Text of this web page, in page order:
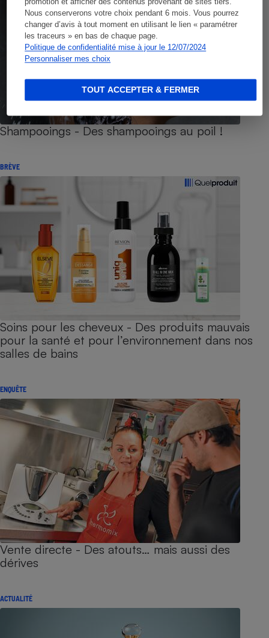
Nous conserverons votre choix pendant 6 mois. Vous pourrez
changer d’avis à tout moment en utilisant le lien « paramétrer
les traceurs » en bas de chaque page.
Politique de confidentialité mise à jour le 12/07/2024
Personnaliser mes choix
TOUT ACCEPTER & FERMER
Shampooings - Des shampooings au poil !
BRÈVE
Soins pour les cheveux - Des produits mauvais
pour la santé et pour l’environnement dans nos
salles de bains
ENQUÊTE
Vente directe - Des atouts… mais aussi des
dérives
ACTUALITÉ